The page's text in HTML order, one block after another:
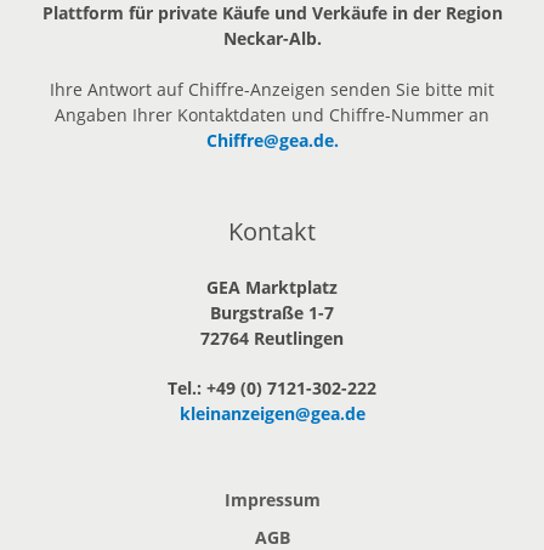
Plattform für private Käufe und Verkäufe in der Region
Neckar-Alb.
Ihre Antwort auf Chiffre-Anzeigen senden Sie bitte mit
Angaben Ihrer Kontaktdaten und Chiffre-Nummer an
Chiffre@gea.de.
Kontakt
GEA Marktplatz
Burgstraße 1-7
72764 Reutlingen
Tel.: +49 (0) 7121-302-222
kleinanzeigen@gea.de
Impressum
AGB